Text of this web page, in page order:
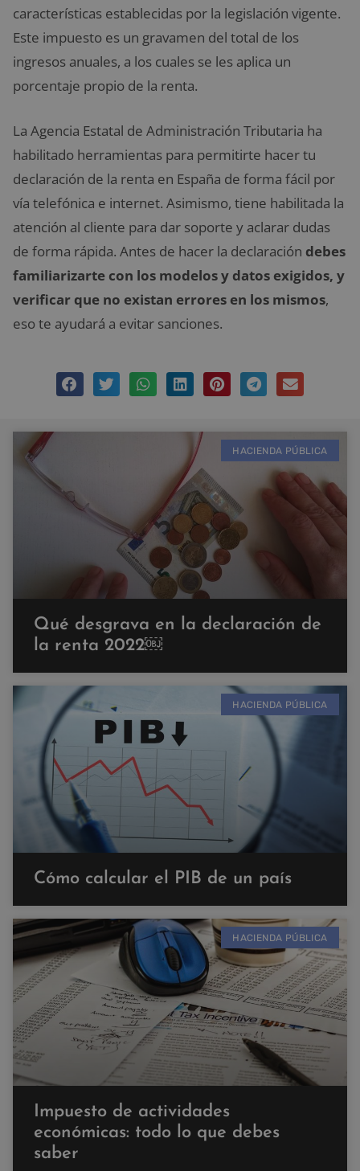
características establecidas por la legislación vigente.
Este impuesto es un gravamen del total de los
ingresos anuales, a los cuales se les aplica un
porcentaje propio de la renta.
La Agencia Estatal de Administración Tributaria ha
habilitado herramientas para permitirte hacer tu
declaración de la renta en España de forma fácil por
vía telefónica e internet. Asimismo, tiene habilitada la
atención al cliente para dar soporte y aclarar dudas
de forma rápida. Antes de hacer la declaración debes
familiarizarte con los modelos y datos exigidos, y
verificar que no existan errores en los mismos,
eso te ayudará a evitar sanciones.
HACIENDA PÚBLICA
Qué desgrava en la declaración de
la renta 2022￼
HACIENDA PÚBLICA
Cómo calcular el PIB de un país
HACIENDA PÚBLICA
Impuesto de actividades
económicas: todo lo que debes
saber